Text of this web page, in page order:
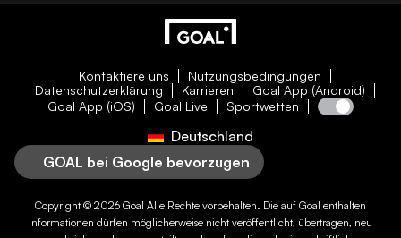
Kontaktiere uns
Nutzungsbedingungen
Datenschutzerklärung
Karrieren
Goal App (Android)
Goal App (iOS)
Goal Live Sportwetten
Deutschland
GOAL bei Google bevorzugen
Copyright © 2026 Goal Alle Rechte vorbehalten. Die auf Goal enthalten
Informationen dürfen möglicherweise nicht veröffentlicht, übertragen, neu